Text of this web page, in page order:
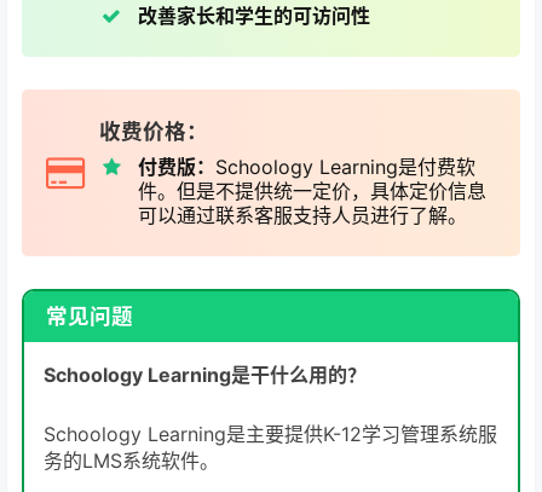
改善家长和学生的可访问性
收费价格：
付费版： Schoology Learning是付费软
件。但是不提供统一定价，具体定价信息
可以通过联系客服支持人员进行了解。
常见问题
Schoology Learning是干什么用的？
Schoology Learning是主要提供K-12学习管理系统服
务的LMS系统软件。